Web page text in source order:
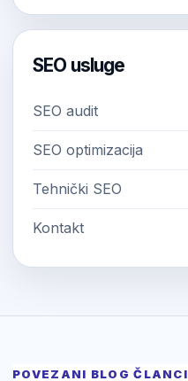
SEO usluge
SEO audit
SEO optimizacija
Tehnički SEO
Kontakt
POVEZANI BLOG ČLANCI